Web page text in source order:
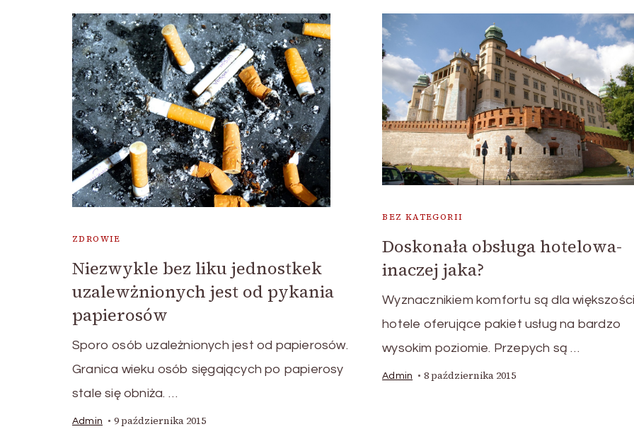
ZDROWIE
Niezwykle bez liku jednostkek
uzalewżnionych jest od pykania
papierosów
Sporo osób uzależnionych jest od papierosów.
Granica wieku osób sięgających po papierosy
stale się obniża. …
Admin 9 października 2015
BEZ KATEGORII
Doskonała obsługa hotelowa-
inaczej jaka?
Wyznacznikiem komfortu są dla
hotele oferujące pakiet usług na bardzo
wysokim poziomie. Przepych są …
Admin 8 października 2015